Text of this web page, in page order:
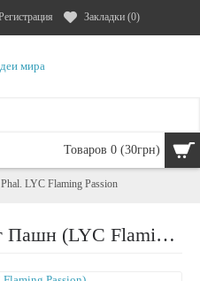
Закладки (0)
Товаров 0 (30грн)
Phal. LYC Flaming Passion
Фаленопсис Флеминг Пашн (LYC Flaming Passion)